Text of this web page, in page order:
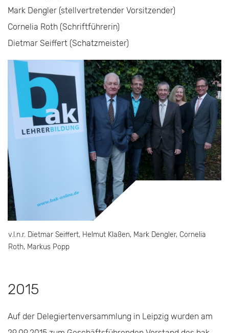
Mark Dengler (stellvertretender Vorsitzender)
Cornelia Roth (Schriftführerin)
Dietmar Seiffert (Schatzmeister)
v.l.n.r. Dietmar Seiffert, Helmut Klaßen, Mark Dengler, Cornelia
Roth, Markus Popp
2015
Auf der Delegiertenversammlung in Leipzig wurden am